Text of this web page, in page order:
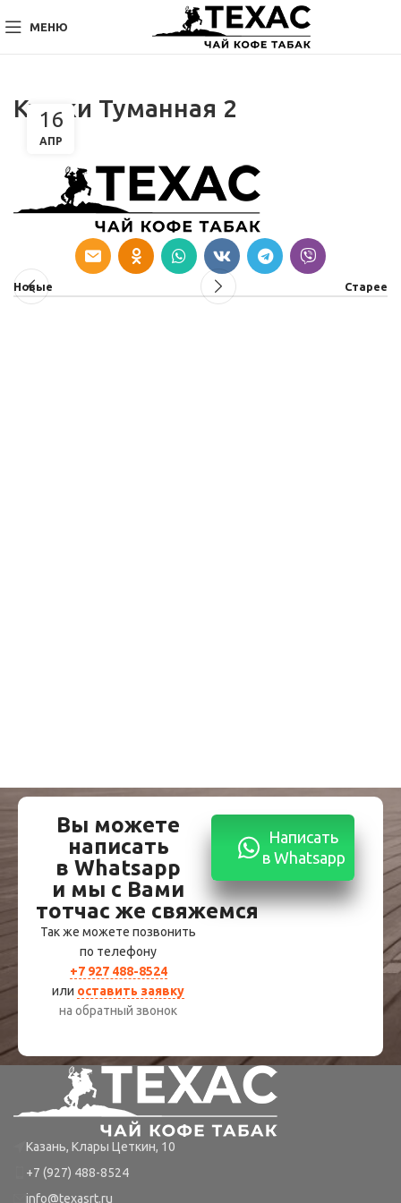
МЕНЮ
Куюки Туманная 2
16
АПР
Новые Старее
Вы можете
написать
в Whatsapp
и мы с Вами
тотчас же свяжемся
Так же можете позвонить
по телефону
+7 927 488-8524
или оставить заявку
на обратный звонок
Написать
в Whatsapp
Казань, Клары Цеткин, 10
+7 (927) 488-8524
info@texasrt.ru